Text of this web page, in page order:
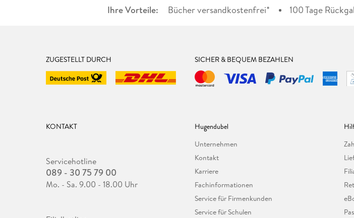
Ihre Vorteile: Bücher versandkostenfrei* 100 Tage
ZUGESTELLT DURCH SICHER & BEQUEM BEZAHLEN
KONTAKT
Servicehotline
089 - 30 75 79 00
Mo. - Sa. 9.00 - 18.00 Uhr
Hugendubel
Unternehmen
Kontakt
Karriere
Fachinformationen
Service für Firmenkunden
Service für Schulen